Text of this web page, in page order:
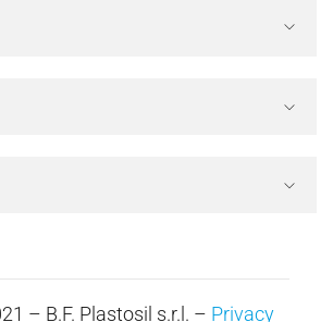
– B.F. Plastosil s.r.l. – Privacy